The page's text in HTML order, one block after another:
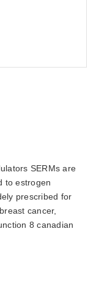
SERMs are
to estrogen
prescribed for
cancer,
8 canadian